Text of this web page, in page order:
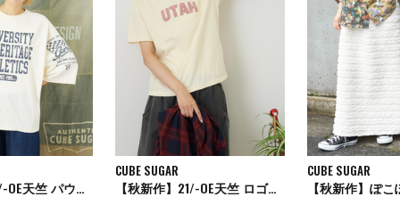
【秋新作】21/-OE天竺 パウダー加工 ラグラン 6分袖 ロゴプリント Tシャツ
CUBE SUGAR
【秋新作】21/-OE天竺 ロゴプリント ジャストサイズ Tシャツ
CUBE SUGAR